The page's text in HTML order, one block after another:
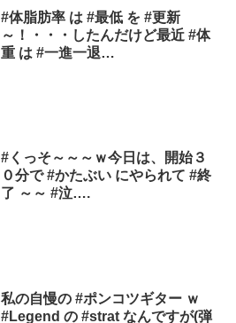
#体脂肪率 は #最低 を #更新
～！・・・したんだけど最近 #体
重 は #一進一退…
#くっそ～～～ｗ今日は、開始３
０分で #かたぶい にやられて #終
了 ～～ #泣….
私の自慢の #ポンコツギター ｗ
#Legend の #strat なんですが(弾